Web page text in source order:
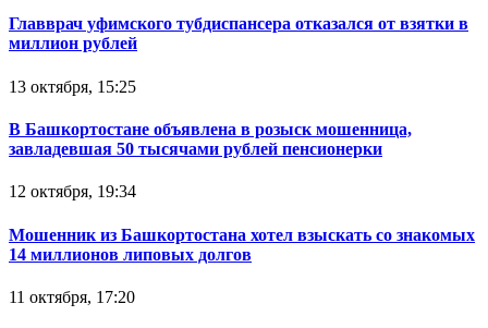
Главврач уфимского тубдиспансера отказался от взятки в
миллион рублей
13 октября, 15:25
В Башкортостане объявлена в розыск мошенница,
завладевшая 50 тысячами рублей пенсионерки
12 октября, 19:34
Мошенник из Башкортостана хотел взыскать со знакомых
14 миллионов липовых долгов
11 октября, 17:20